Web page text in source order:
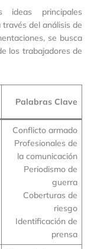
ideas principales
del análisis de
se busca
los trabajadores de
Palabras Clave
Conflicto armado
Profesionales de
la comunicación
Periodismo de
guerra
Coberturas de
riesgo
Identificación de
prensa